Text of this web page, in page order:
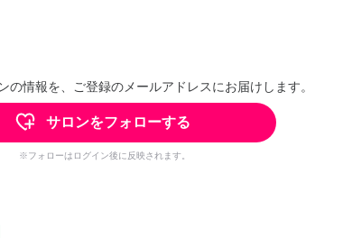
の情報を、ご登録のメールアドレスにお届けします。
サロンをフォローする
※フォローはログイン後に反映されます。